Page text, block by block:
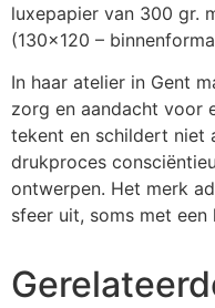
luxepapier van 300 gr.
(130×120 –
In haar atelier in Gent
zorg en aandacht voor
tekent en schildert niet
drukproces
ontwerpen. Het merk
sfeer uit, soms met